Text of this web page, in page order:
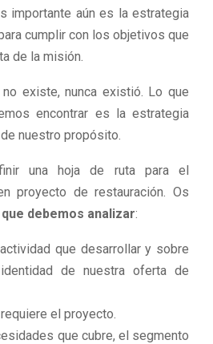
importante aún es la estrategia
cumplir con los objetivos que
de la misión.
existe, nunca existió. Lo que
encontrar es la estrategia
nuestro propósito.
una hoja de ruta para el
proyecto de restauración. Os
debemos analizar:
que desarrollar y sobre
de nuestra oferta de
el proyecto.
que cubre, el segmento